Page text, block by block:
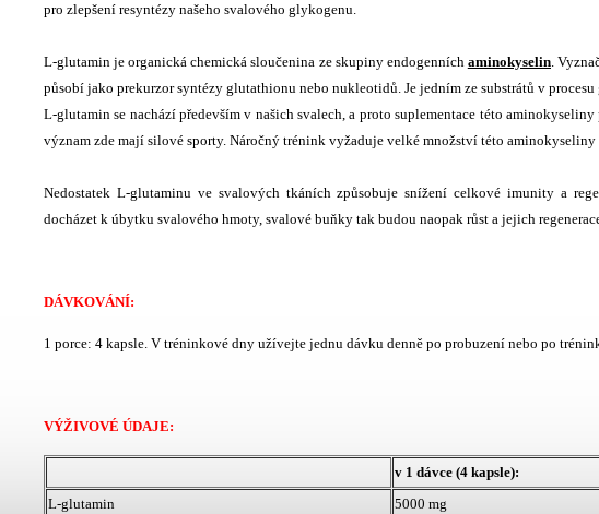
pro zlepšení resyntézy našeho svalového glykogenu.
L-glutamin je organická chemická sloučenina ze skupiny endogenních aminokyselin.
působí jako prekurzor syntézy glutathionu nebo nukleotidů. Je jedním ze substrátů v procesu
L-glutamin se nachází především v našich svalech, a proto suplementace této
význam zde mají silové sporty. Náročný trénink vyžaduje velké množství této
Nedostatek L-glutaminu ve svalových tkáních způsobuje snížení celkové imunity a
docházet k úbytku svalového hmoty, svalové buňky tak budou naopak růst a jejich
DÁVKOVÁNÍ:
1 porce: 4 kapsle. V tréninkové dny užívejte jednu dávku denně po probuzení nebo po
VÝŽIVOVÉ ÚDAJE:
v 1 dávce (4 kapsle):
L-glutamin
5000 mg